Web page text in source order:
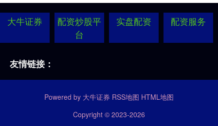
大牛证券
配资炒股平
台
实盘配资 配资服务
友情链接：
Powered by 大牛证券 RSS地图 HTML地图
Copyright © 2023-2026